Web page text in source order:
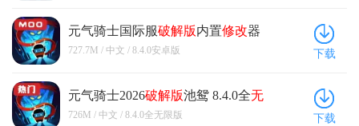
元气骑士国际服破解版内置修改器
(Soul Knight) 8.4.0安卓版
727.7M / 中文 / 8.4.0安卓版 下载
元气骑士2026破解版池鸳 8.4.0全无
限版
726M / 中文 / 8.4.0全无限版 下载